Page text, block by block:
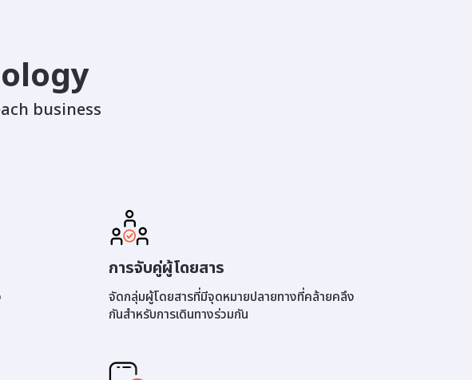
business
การจับคู่ผู้โดยสาร
จัดกลุ่มผู้โดยสารที่มีจุดหมายปลายทางที่คล้ายคลึง
กันสำหรับการเดินทางร่วมกัน